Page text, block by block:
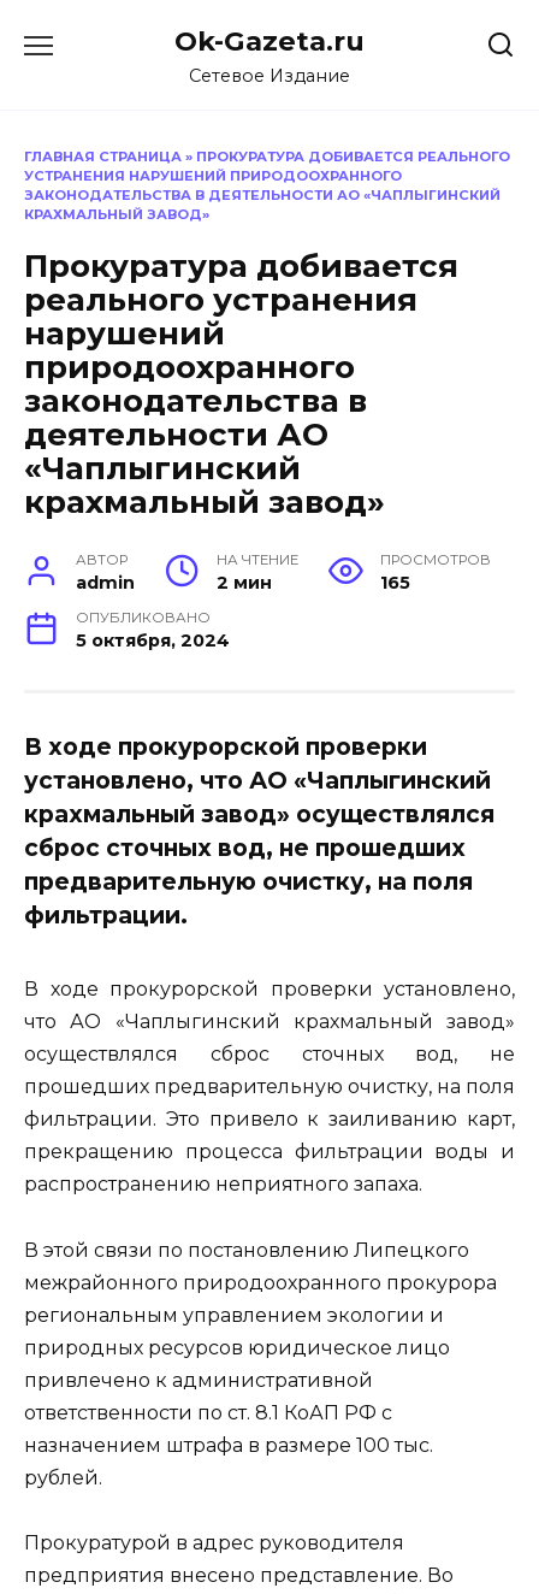
Ok-Gazeta.ru
Сетевое Издание
ГЛАВНАЯ СТРАНИЦА » ПРОКУРАТУРА ДОБИВАЕТСЯ РЕАЛЬНОГО
УСТРАНЕНИЯ НАРУШЕНИЙ ПРИРОДООХРАННОГО
ЗАКОНОДАТЕЛЬСТВА В ДЕЯТЕЛЬНОСТИ АО «ЧАПЛЫГИНСКИЙ
КРАХМАЛЬНЫЙ ЗАВОД»
Прокуратура добивается
реального устранения
нарушений
природоохранного
законодательства в
деятельности АО
«Чаплыгинский
крахмальный завод»
АВТОР
admin
НА ЧТЕНИЕ
2 мин
ПРОСМОТРОВ
165
ОПУБЛИКОВАНО
5 октября, 2024
В ходе прокурорской проверки
установлено, что АО «Чаплыгинский
крахмальный завод» осуществлялся
сброс сточных вод, не прошедших
предварительную очистку, на поля
фильтрации.
В ходе прокурорской проверки установлено,
что АО «Чаплыгинский крахмальный завод»
осуществлялся сброс сточных вод, не
прошедших предварительную очистку, на поля
фильтрации. Это привело к заиливанию карт,
прекращению процесса фильтрации воды и
распространению неприятного запаха.
В этой связи по постановлению Липецкого
межрайонного природоохранного прокурора
региональным управлением экологии и
природных ресурсов юридическое лицо
привлечено к административной
ответственности по ст. 8.1 КоАП РФ с
назначением штрафа в размере 100 тыс.
рублей.
Прокуратурой в адрес руководителя
предприятия внесено представление. Во